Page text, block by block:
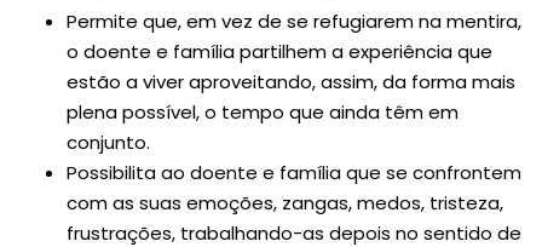
Permite que, em vez de se refugiarem na mentira,
o doente e família partilhem a experiência que
estão a viver aproveitando, assim, da forma mais
plena possível, o tempo que ainda têm em
conjunto.
Possibilita ao doente e família que se confrontem
com as suas emoções, zangas, medos, tristeza,
frustrações, trabalhando-as depois no sentido de